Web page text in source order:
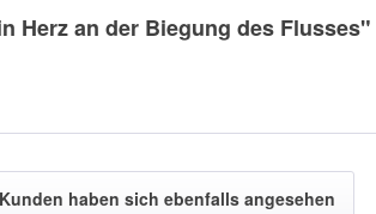
Herz an der Biegung des Flusses"
Kunden haben sich ebenfalls angesehen